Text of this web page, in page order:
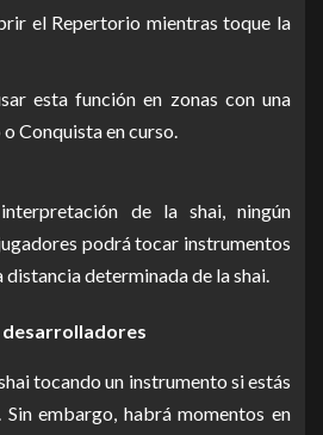
el Repertorio mientras toque la
esta función en zonas con una
Conquista en curso.
de la shai, ningún
podrá tocar instrumentos
distancia determinada de la shai.
desarrolladores
tocando un instrumento si estás
Sin embargo, habrá momentos en